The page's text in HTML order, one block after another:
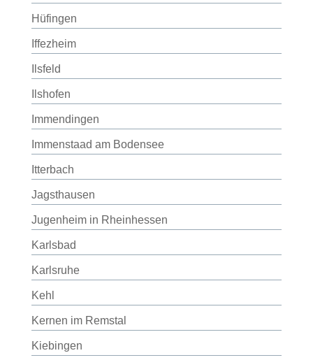
Hüfingen
Iffezheim
Ilsfeld
Ilshofen
Immendingen
Immenstaad am Bodensee
Itterbach
Jagsthausen
Jugenheim in Rheinhessen
Karlsbad
Karlsruhe
Kehl
Kernen im Remstal
Kiebingen